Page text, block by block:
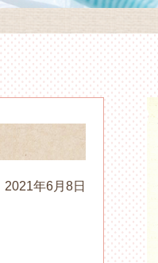
2021年6月8日